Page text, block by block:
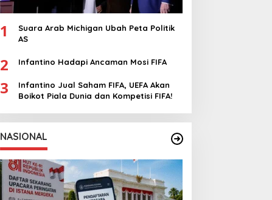
1
Suara Arab Michigan Ubah Peta Politik
AS
2 Infantino Hadapi Ancaman Mosi FIFA
3
Infantino Jual Saham FIFA, UEFA Akan
Boikot Piala Dunia dan Kompetisi FIFA!
NASIONAL